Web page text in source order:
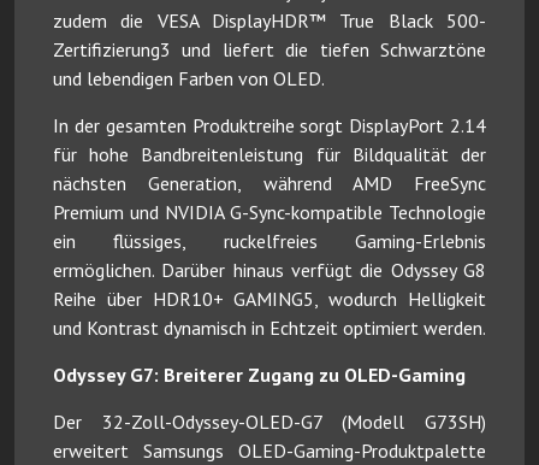
zudem die VESA DisplayHDR™ True Black 500-
Zertifizierung3 und liefert die tiefen Schwarztöne
und lebendigen Farben von OLED.
In der gesamten Produktreihe sorgt DisplayPort 2.14
für hohe Bandbreitenleistung für Bildqualität der
nächsten Generation, während AMD FreeSync
Premium und NVIDIA G-Sync-kompatible Technologie
ein flüssiges, ruckelfreies Gaming-Erlebnis
ermöglichen. Darüber hinaus verfügt die Odyssey G8
Reihe über HDR10+ GAMING5, wodurch Helligkeit
und Kontrast dynamisch in Echtzeit optimiert werden.
Odyssey G7: Breiterer Zugang zu OLED-Gaming
Der 32-Zoll-Odyssey-OLED-G7 (Modell G73SH)
erweitert Samsungs OLED-Gaming-Produktpalette